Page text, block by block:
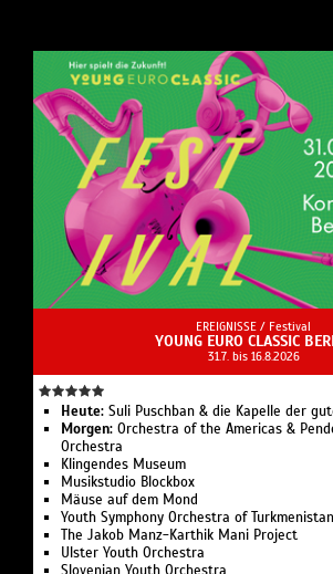
EREIGNISSE / Festival
YOUNG EURO CLASSIC
31.7. bis 16.8.2026
Heute: Suli Pusch­ban & die Ka­pelle der
Morgen: Or­ches­tra of the Ameri­cas &
Orchestra
Klingendes Museum
Musikstudio Blockbox
Mäuse auf dem Mond
Youth Symphony Orchestra of Turk­menistan
The Jakob Manz-Karthik Mani Project
Ulster Youth Or­chestra